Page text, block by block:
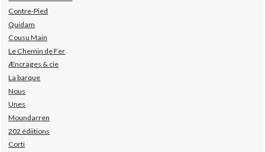
Contre-Pied
Quidam
Cousu Main
Le Chemin de Fer
Æncrages & cie
La barque
Nous
Unes
Moundarren
202 édiitions
Corti